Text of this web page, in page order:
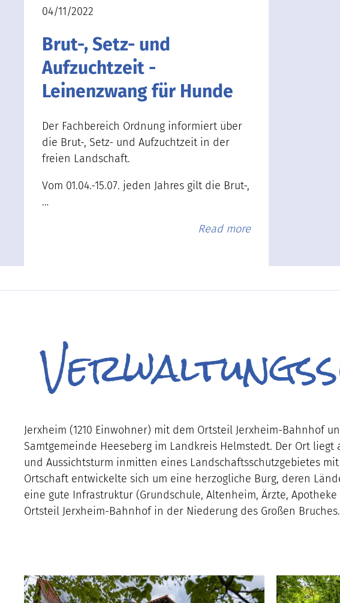
04/11/2022
Brut-, Setz- und
Aufzuchtzeit -
Leinenzwang für Hunde
Der Fachbereich Ordnung informiert über
die Brut-, Setz- und Aufzuchtzeit in der
freien Landschaft.
Vom 01.04.-15.07. jeden Jahres gilt die Brut-,
…
Read more
Jerxheim (1210 Einwohner) mit dem Ortsteil Jerxheim-Bahnhof
Samtgemeinde Heeseberg im Landkreis Helmstedt. Der Ort
und Aussichtsturm inmitten eines Landschaftsschutzgebietes
Ortschaft entwickelte sich um eine herzogliche Burg, deren
eine gute Infrastruktur (Grundschule, Altenheim, Ärzte,
Ortsteil Jerxheim-Bahnhof in der Niederung des Großen